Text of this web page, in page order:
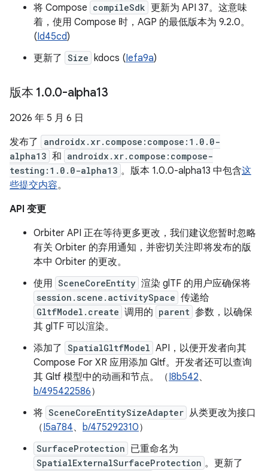
将 Compose compileSdk 更新为 API 37。这意味
着，使用 Compose 时，AGP 的最低版本为 9.2.0。
(Id45cd)
更新了 Size kdocs (Iefa9a)
版本 1.0.0-alpha13
2026 年 5 月 6 日
发布了
androidx.xr.compose:compose:1.0.0-
alpha13 和 androidx.xr.compose:compose-
testing:1.0.0-alpha13 。版本 1.0.0-alpha13 中包含这
些提交内容。
API 变更
Orbiter API 正在等待更多更改，我们建议您暂时忽略
有关 Orbiter 的弃用通知，并密切关注即将发布的版
本中 Orbiter 的更改。
使用 SceneCoreEntity 渲染 glTF 的用户应确保将
session.scene.activitySpace 传递给
GltfModel.create 调用的 parent 参数，以确保
其 glTF 可以渲染。
添加了 SpatialGltfModel API，以便开发者向其
Compose For XR 应用添加 Gltf。开发者还可以查询
其 Gltf 模型中的动画和节点。（I8b542、
b/495422586）
将 SceneCoreEntitySizeAdapter 从类更改为接口
（I5a784、 b/475292310）
SurfaceProtection 已重命名为
SpatialExternalSurfaceProtection 。更新了